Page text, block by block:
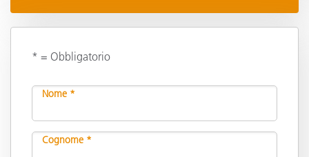
* = Obbligatorio
Nome *
Cognome *